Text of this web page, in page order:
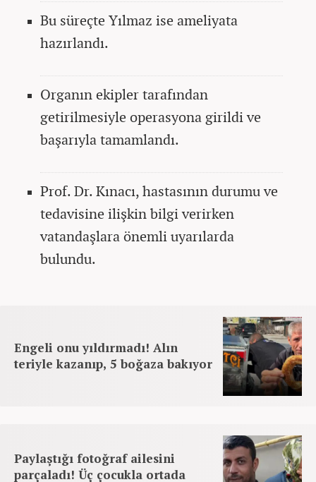
Bu süreçte Yılmaz ise ameliyata
hazırlandı.
Organın ekipler tarafından
getirilmesiyle operasyona girildi ve
başarıyla tamamlandı.
Prof. Dr. Kınacı, hastasının durumu ve
tedavisine ilişkin bilgi verirken
vatandaşlara önemli uyarılarda
bulundu.
Engeli onu yıldırmadı! Alın
teriyle kazanıp, 5 boğaza bakıyor
Paylaştığı fotoğraf ailesini
parçaladı! Üç çocukla ortada